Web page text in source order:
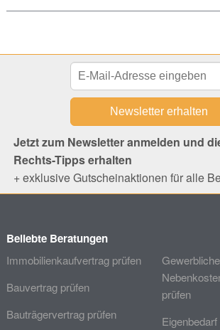
Jetzt zum Newsletter anmelden und
Rechts-Tipps erhalten
+ exklusive Gutscheinaktionen für alle
Beliebte Beratungen
Immobilienkaufvertrag prüfen
Bauvertrag prüfen
Bauträgervertrag prüfen
Gewerbliche
prüfen